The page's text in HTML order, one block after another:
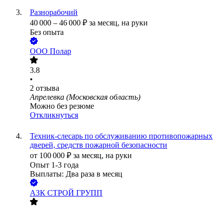
Разнорабочий
40 000 – 46 000 ₽ за месяц, на руки
Без опыта
ООО Полар
3.8
•
2 отзыва
Апрелевка (Московская область)
Можно без резюме
Откликнуться
Техник-слесарь по обслуживанию противопожарных
дверей, средств пожарной безопасности
от 100 000 ₽ за месяц, на руки
Опыт 1-3 года
Выплаты: Два раза в месяц
АЗК СТРОЙ ГРУПП